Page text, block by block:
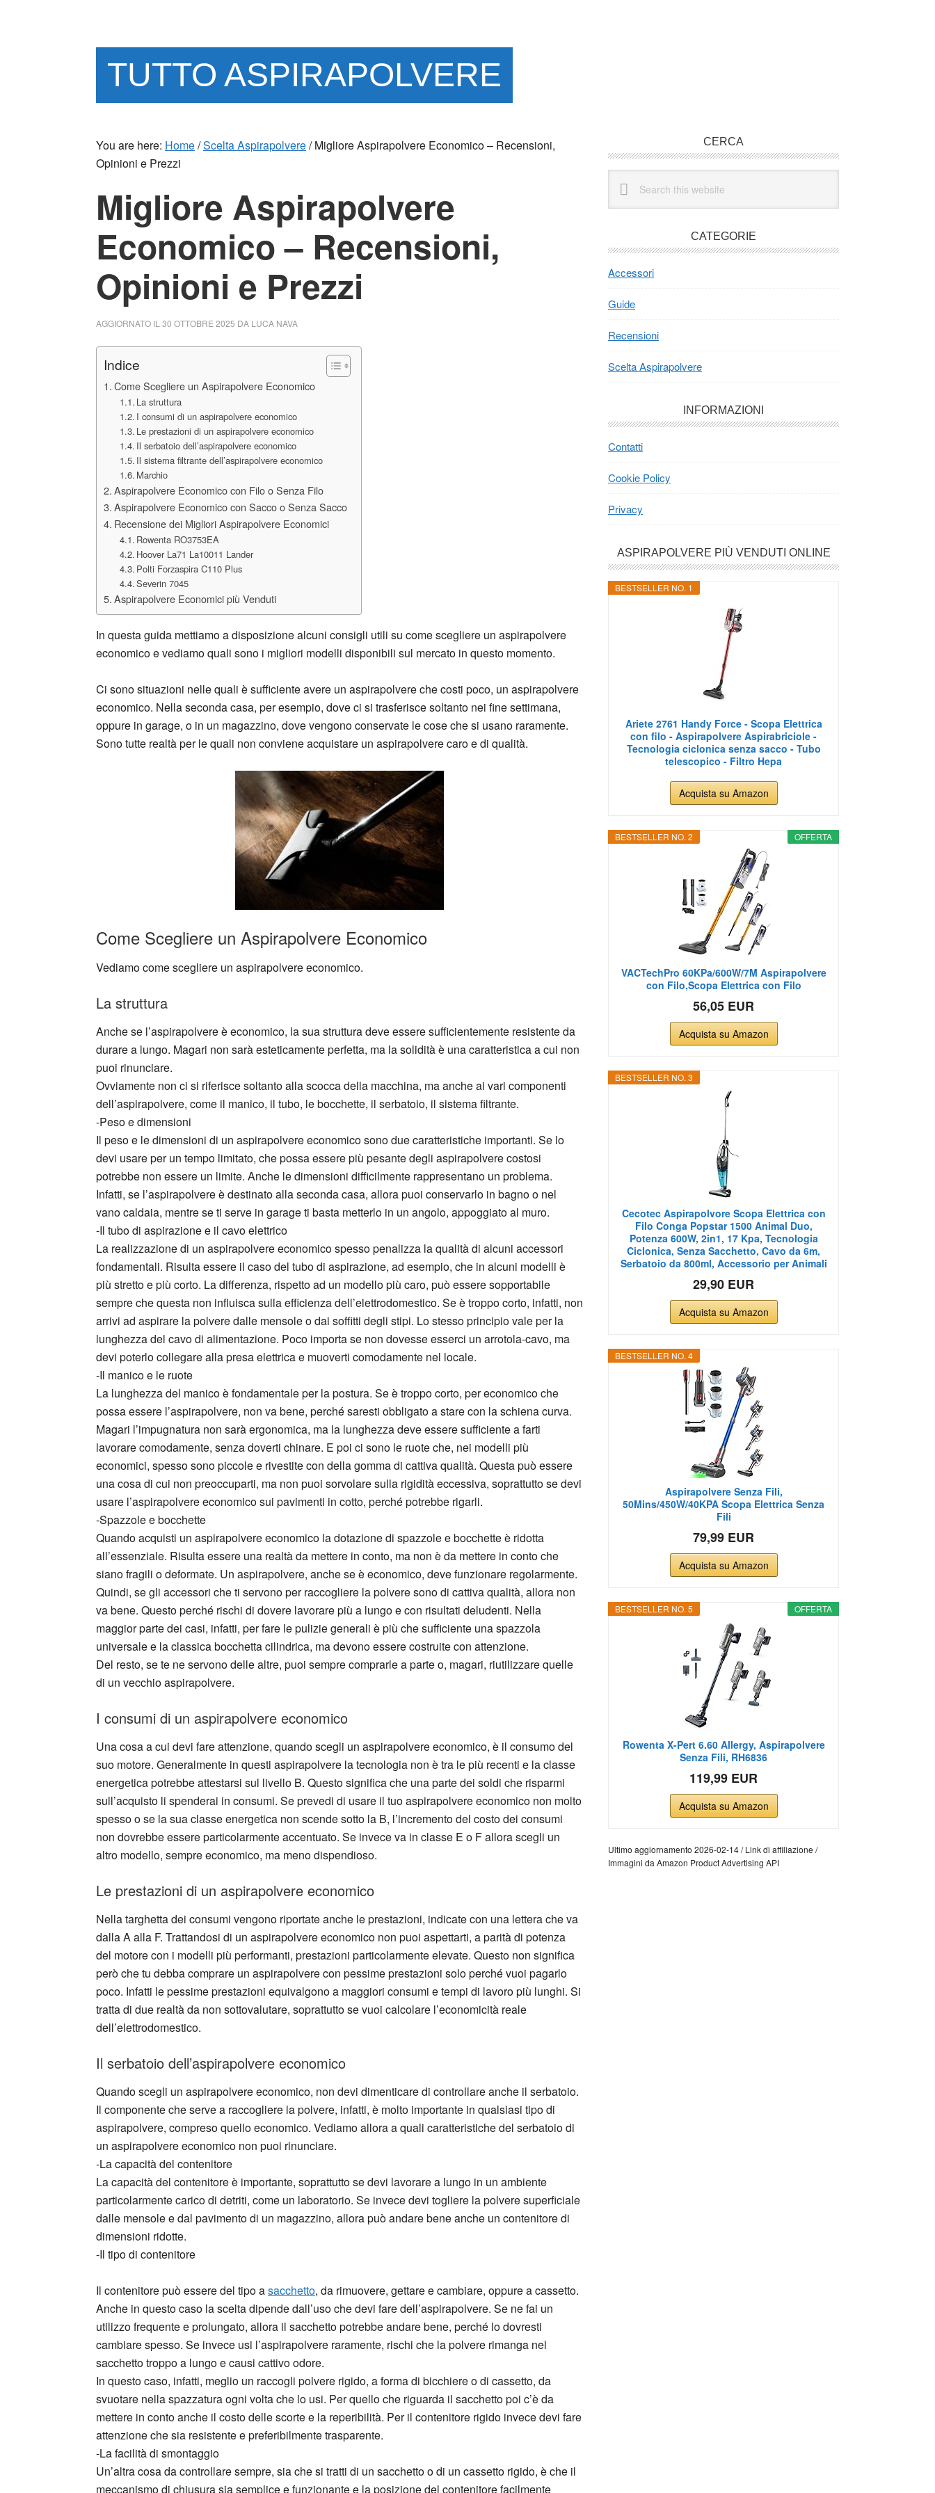
TUTTO ASPIRAPOLVERE
You are here: Home/Scelta Aspirapolvere/Migliore Aspirapolvere Economico – Recensioni,
Opinioni e Prezzi
Migliore Aspirapolvere
Economico – Recensioni,
Opinioni e Prezzi
AGGIORNATO IL 30 OTTOBRE 2025 DA LUCA NAVA
Indice
Come Scegliere un Aspirapolvere Economico
La struttura
I consumi di un aspirapolvere economico
Le prestazioni di un aspirapolvere economico
Il serbatoio dell’aspirapolvere economico
Il sistema filtrante dell’aspirapolvere economico
Marchio
Aspirapolvere Economico con Filo o Senza Filo
Aspirapolvere Economico con Sacco o Senza Sacco
Recensione dei Migliori Aspirapolvere Economici
Rowenta RO3753EA
Hoover La71 La10011 Lander
Polti Forzaspira C110 Plus
Severin 7045
Aspirapolvere Economici più Venduti
In questa guida mettiamo a disposizione alcuni consigli utili su come scegliere un aspirapolvere
economico e vediamo quali sono i migliori modelli disponibili sul mercato in questo momento.
Ci sono situazioni nelle quali è sufficiente avere un aspirapolvere che costi poco, un aspirapolvere
economico. Nella seconda casa, per esempio, dove ci si trasferisce soltanto nei fine settimana,
oppure in garage, o in un magazzino, dove vengono conservate le cose che si usano raramente.
Sono tutte realtà per le quali non conviene acquistare un aspirapolvere caro e di qualità.
Come Scegliere un Aspirapolvere Economico
Vediamo come scegliere un aspirapolvere economico.
La struttura
Anche se l’aspirapolvere è economico, la sua struttura deve essere sufficientemente resistente da
durare a lungo. Magari non sarà esteticamente perfetta, ma la solidità è una caratteristica a cui non
puoi rinunciare.
Ovviamente non ci si riferisce soltanto alla scocca della macchina, ma anche ai vari componenti
dell’aspirapolvere, come il manico, il tubo, le bocchette, il serbatoio, il sistema filtrante.
-Peso e dimensioni
Il peso e le dimensioni di un aspirapolvere economico sono due caratteristiche importanti. Se lo
devi usare per un tempo limitato, che possa essere più pesante degli aspirapolvere costosi
potrebbe non essere un limite. Anche le dimensioni difficilmente rappresentano un problema.
Infatti, se l’aspirapolvere è destinato alla seconda casa, allora puoi conservarlo in bagno o nel
vano caldaia, mentre se ti serve in garage ti basta metterlo in un angolo, appoggiato al muro.
-Il tubo di aspirazione e il cavo elettrico
La realizzazione di un aspirapolvere economico spesso penalizza la qualità di alcuni accessori
fondamentali. Risulta essere il caso del tubo di aspirazione, ad esempio, che in alcuni modelli è
più stretto e più corto. La differenza, rispetto ad un modello più caro, può essere sopportabile
sempre che questa non influisca sulla efficienza dell’elettrodomestico. Se è troppo corto, infatti, non
arrivi ad aspirare la polvere dalle mensole o dai soffitti degli stipi. Lo stesso principio vale per la
lunghezza del cavo di alimentazione. Poco importa se non dovesse esserci un arrotola-cavo, ma
devi poterlo collegare alla presa elettrica e muoverti comodamente nel locale.
-Il manico e le ruote
La lunghezza del manico è fondamentale per la postura. Se è troppo corto, per economico che
possa essere l’aspirapolvere, non va bene, perché saresti obbligato a stare con la schiena curva.
Magari l’impugnatura non sarà ergonomica, ma la lunghezza deve essere sufficiente a farti
lavorare comodamente, senza doverti chinare. E poi ci sono le ruote che, nei modelli più
economici, spesso sono piccole e rivestite con della gomma di cattiva qualità. Questa può essere
una cosa di cui non preoccuparti, ma non puoi sorvolare sulla rigidità eccessiva, soprattutto se devi
usare l’aspirapolvere economico sui pavimenti in cotto, perché potrebbe rigarli.
-Spazzole e bocchette
Quando acquisti un aspirapolvere economico la dotazione di spazzole e bocchette è ridotta
all’essenziale. Risulta essere una realtà da mettere in conto, ma non è da mettere in conto che
siano fragili o deformate. Un aspirapolvere, anche se è economico, deve funzionare regolarmente.
Quindi, se gli accessori che ti servono per raccogliere la polvere sono di cattiva qualità, allora non
va bene. Questo perché rischi di dovere lavorare più a lungo e con risultati deludenti. Nella
maggior parte dei casi, infatti, per fare le pulizie generali è più che sufficiente una spazzola
universale e la classica bocchetta cilindrica, ma devono essere costruite con attenzione.
Del resto, se te ne servono delle altre, puoi sempre comprarle a parte o, magari, riutilizzare quelle
di un vecchio aspirapolvere.
I consumi di un aspirapolvere economico
Una cosa a cui devi fare attenzione, quando scegli un aspirapolvere economico, è il consumo del
suo motore. Generalmente in questi aspirapolvere la tecnologia non è tra le più recenti e la classe
energetica potrebbe attestarsi sul livello B. Questo significa che una parte dei soldi che risparmi
sull’acquisto li spenderai in consumi. Se prevedi di usare il tuo aspirapolvere economico non molto
spesso o se la sua classe energetica non scende sotto la B, l’incremento del costo dei consumi
non dovrebbe essere particolarmente accentuato. Se invece va in classe E o F allora scegli un
altro modello, sempre economico, ma meno dispendioso.
Le prestazioni di un aspirapolvere economico
Nella targhetta dei consumi vengono riportate anche le prestazioni, indicate con una lettera che va
dalla A alla F. Trattandosi di un aspirapolvere economico non puoi aspettarti, a parità di potenza
del motore con i modelli più performanti, prestazioni particolarmente elevate. Questo non significa
però che tu debba comprare un aspirapolvere con pessime prestazioni solo perché vuoi pagarlo
poco. Infatti le pessime prestazioni equivalgono a maggiori consumi e tempi di lavoro più lunghi. Si
tratta di due realtà da non sottovalutare, soprattutto se vuoi calcolare l’economicità reale
dell’elettrodomestico.
Il serbatoio dell’aspirapolvere economico
Quando scegli un aspirapolvere economico, non devi dimenticare di controllare anche il serbatoio.
Il componente che serve a raccogliere la polvere, infatti, è molto importante in qualsiasi tipo di
aspirapolvere, compreso quello economico. Vediamo allora a quali caratteristiche del serbatoio di
un aspirapolvere economico non puoi rinunciare.
-La capacità del contenitore
La capacità del contenitore è importante, soprattutto se devi lavorare a lungo in un ambiente
particolarmente carico di detriti, come un laboratorio. Se invece devi togliere la polvere superficiale
dalle mensole e dal pavimento di un magazzino, allora può andare bene anche un contenitore di
dimensioni ridotte.
-Il tipo di contenitore
Il contenitore può essere del tipo asacchetto, da rimuovere, gettare e cambiare, oppure a cassetto.
Anche in questo caso la scelta dipende dall’uso che devi fare dell’aspirapolvere. Se ne fai un
utilizzo frequente e prolungato, allora il sacchetto potrebbe andare bene, perché lo dovresti
cambiare spesso. Se invece usi l’aspirapolvere raramente, rischi che la polvere rimanga nel
sacchetto troppo a lungo e causi cattivo odore.
In questo caso, infatti, meglio un raccogli polvere rigido, a forma di bicchiere o di cassetto, da
svuotare nella spazzatura ogni volta che lo usi. Per quello che riguarda il sacchetto poi c’è da
mettere in conto anche il costo delle scorte e la reperibilità. Per il contenitore rigido invece devi fare
attenzione che sia resistente e preferibilmente trasparente.
-La facilità di smontaggio
Un’altra cosa da controllare sempre, sia che si tratti di un sacchetto o di un cassetto rigido, è che il
meccanismo di chiusura sia semplice e funzionante e la posizione del contenitore facilmente
Sidebar
CERCA
this
website
CATEGORIE
Accessori
Guide
Recensioni
Scelta Aspirapolvere
INFORMAZIONI
Contatti
Cookie Policy
Privacy
ASPIRAPOLVERE PIÙ VENDUTI ONLINE
BESTSELLER NO. 1
Ariete 2761 Handy Force - Scopa Elettrica
con filo - Aspirapolvere Aspirabriciole -
Tecnologia ciclonica senza sacco - Tubo
telescopico - Filtro Hepa
Acquista su Amazon
OFFERTA
BESTSELLER NO. 2
VACTechPro 60KPa/600W/7M Aspirapolvere
con Filo,Scopa Elettrica con Filo
56,05 EUR
Acquista su Amazon
BESTSELLER NO. 3
Cecotec Aspirapolvore Scopa Elettrica con
Filo Conga Popstar 1500 Animal Duo,
Potenza 600W, 2in1, 17 Kpa, Tecnologia
Ciclonica, Senza Sacchetto, Cavo da 6m,
Serbatoio da 800ml, Accessorio per Animali
29,90 EUR
Acquista su Amazon
BESTSELLER NO. 4
Aspirapolvere Senza Fili,
50Mins/450W/40KPA Scopa Elettrica Senza
Fili
79,99 EUR
Acquista su Amazon
OFFERTA
BESTSELLER NO. 5
Rowenta X-Pert 6.60 Allergy, Aspirapolvere
Senza Fili, RH6836
119,99 EUR
Acquista su Amazon
Ultimo aggiornamento 2026-02-14 / Link di affiliazione /
Immagini da Amazon Product Advertising API